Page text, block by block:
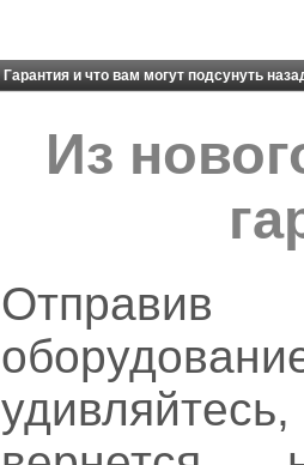
Гарантия и что вам могут подсунуть
Из
Отправив